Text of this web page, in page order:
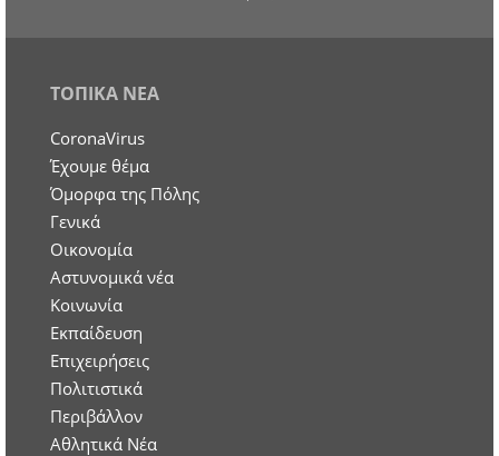
ΤΟΠΙΚΑ ΝΕΑ
CoronaVirus
Έχουμε θέμα
Όμορφα της Πόλης
Γενικά
Οικονομία
Aστυνομικά νέα
Κοινωνία
Εκπαίδευση
Επιχειρήσεις
Πολιτιστικά
Περιβάλλον
Αθλητικά Νέα